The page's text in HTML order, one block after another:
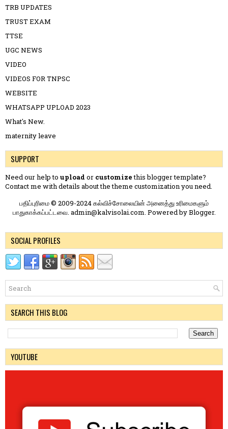
TRB UPDATES
TRUST EXAM
TTSE
UGC NEWS
VIDEO
VIDEOS FOR TNPSC
WEBSITE
WHATSAPP UPLOAD 2023
What's New.
maternity leave
SUPPORT
Need our help to upload or customizethis blogger template?
Contact me with details about the theme customization you need.
பதிப்புரிமை © 2009-2024 கல்விச்சோலையின் அனைத்து உரிமைகளும்
பாதுகாக்கப்பட்டவை. admin@kalvisolai.com. Powered byBlogger.
SOCIAL PROFILES
SEARCH THIS BLOG
YOUTUBE